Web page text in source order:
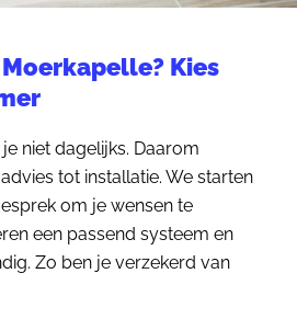
Kies
niet dagelijks. Daarom
tot installatie. We starten
om je wensen te
een passend systeem en
Zo ben je verzekerd van